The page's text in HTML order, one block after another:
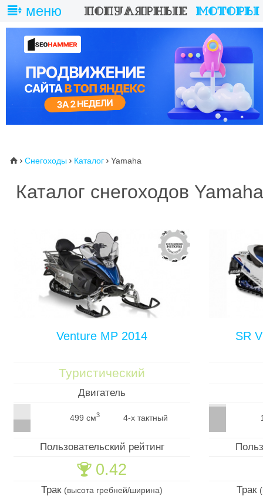
меню
⌂  Снегоходы  Каталог  Yamaha
Каталог снегоходов
Venture MP 2014
Туристический
Двигатель
499 см3 4-х тактный
Пользовательский рейтинг
🏆 0.42
Трак (высота гребней/ширина)
SR
Трак